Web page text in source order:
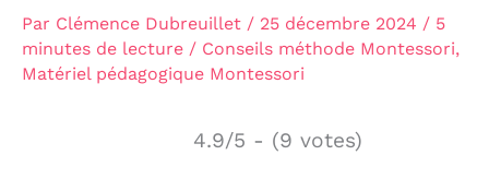
Par Clémence Dubreuillet / 25 décembre 2024 / 5
minutes de lecture / Conseils méthode Montessori,
Matériel pédagogique Montessori
4.9/5 - (9 votes)